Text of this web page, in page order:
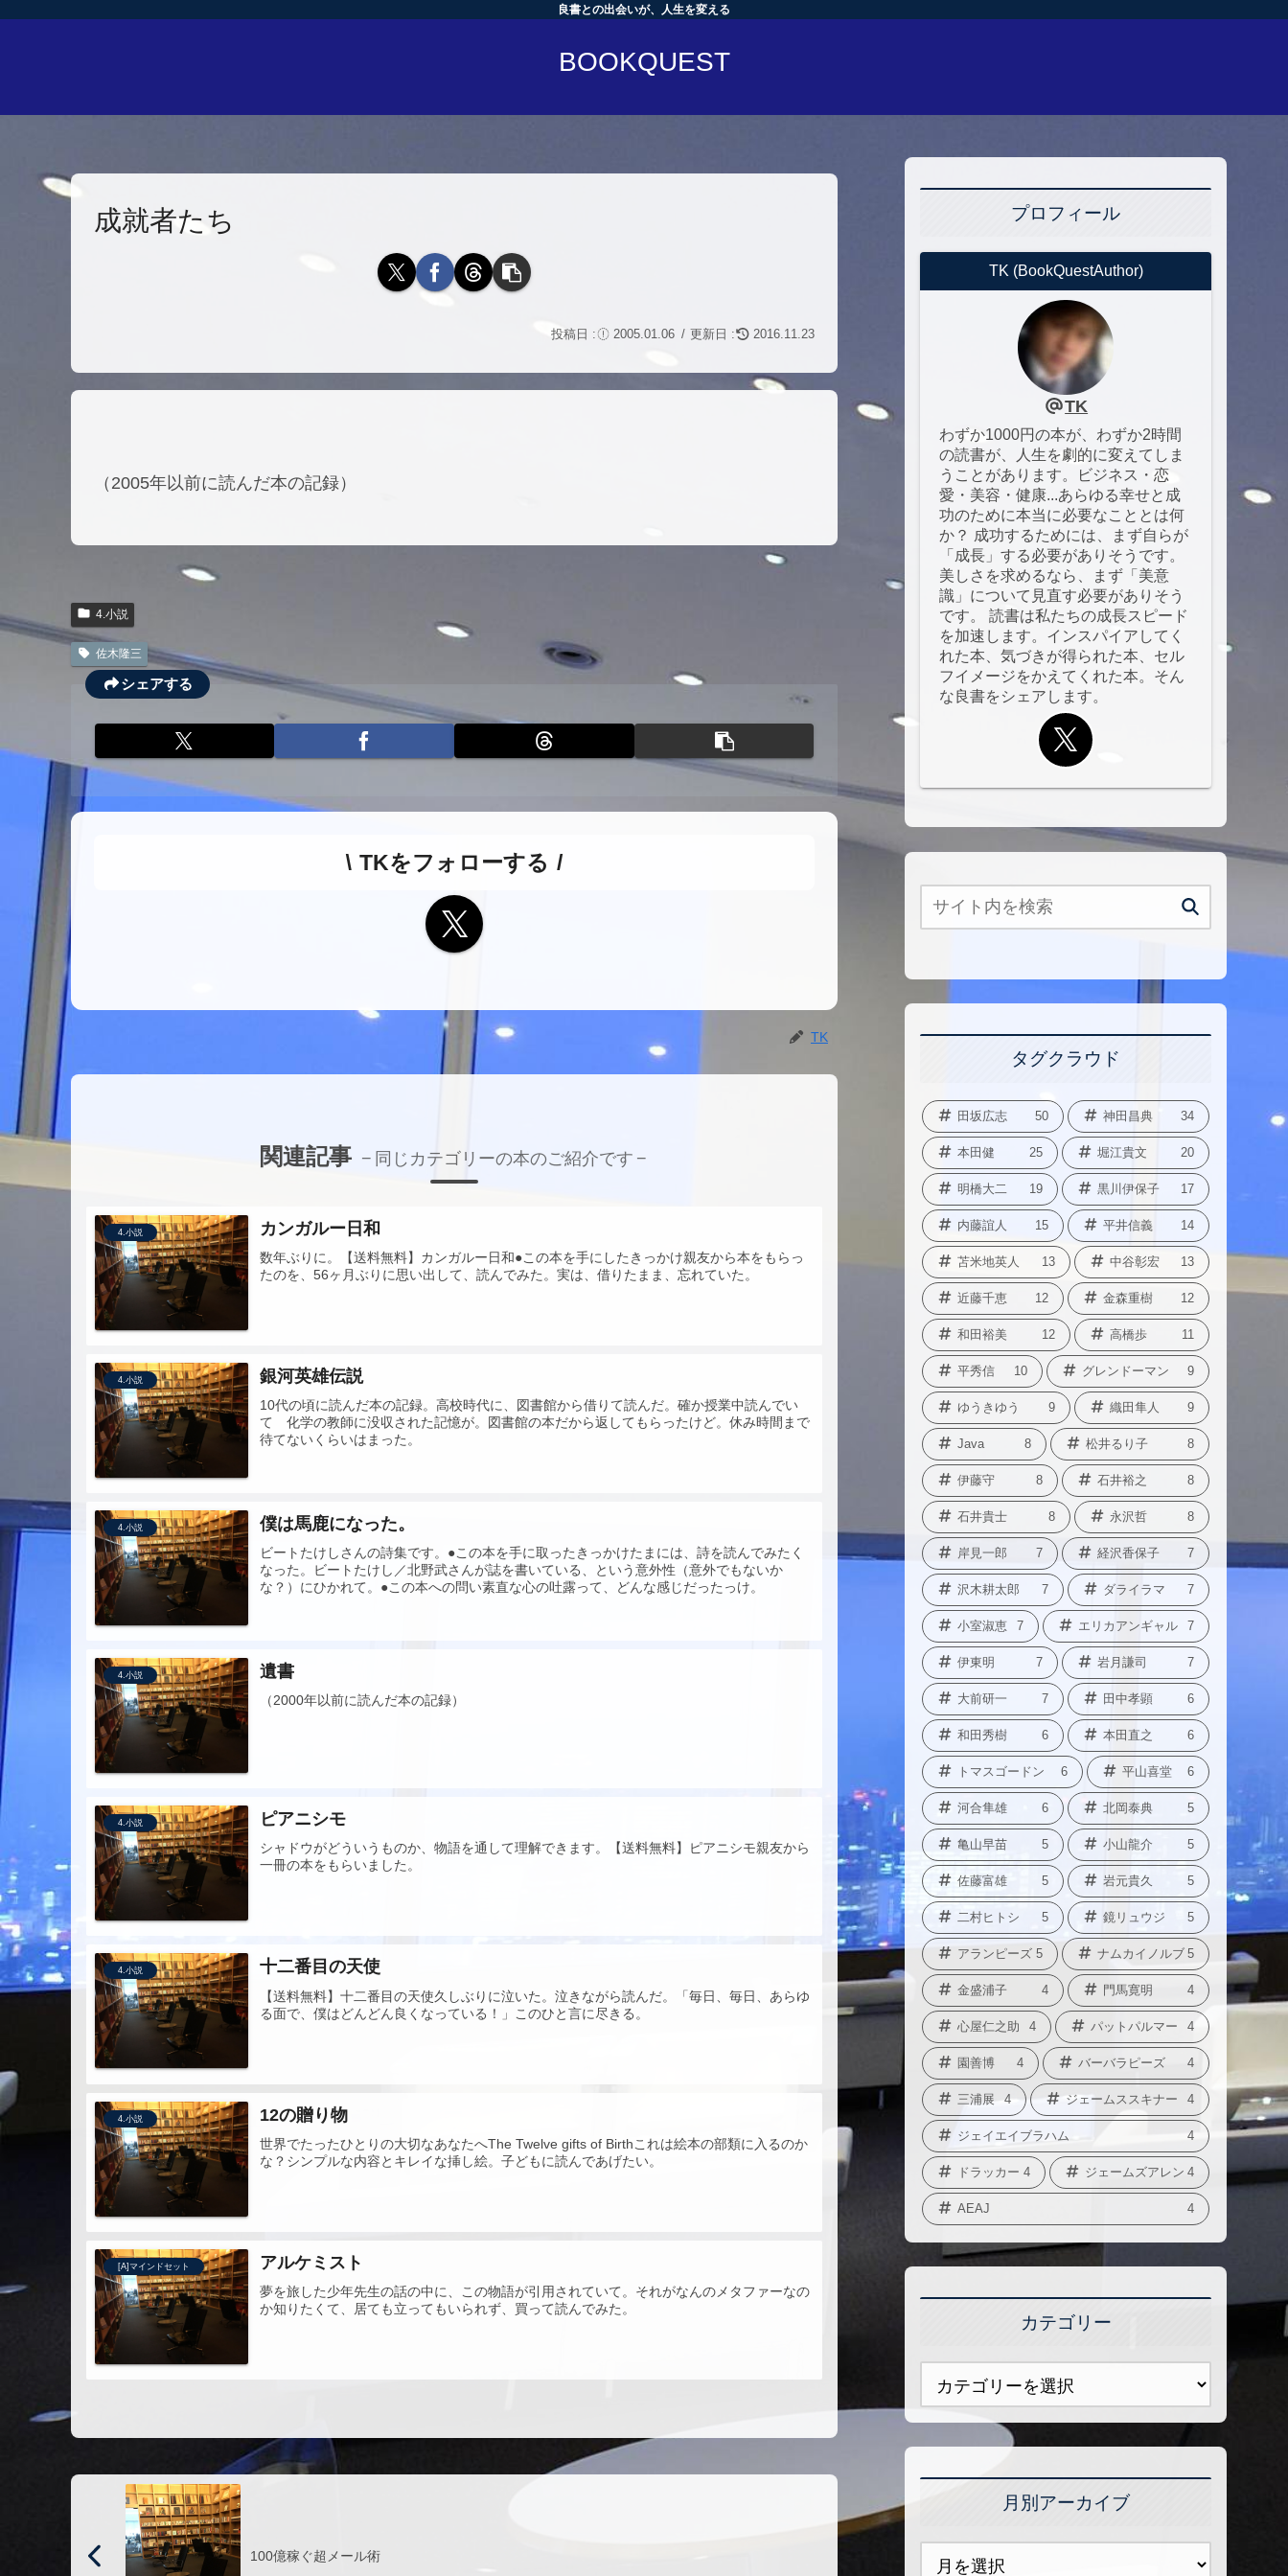
良書との出会いが、人生を変える
BOOKQUEST
成就者たち
2005.01.06 2016.11.23
（2005年以前に読んだ本の記録）
4.小説
佐木隆三
シェアする
TKをフォローする
TK
関連記事 同じカテゴリーの本のご紹介です
4.小説 カンガルー日和
数年ぶりに。【送料無料】カンガルー日和●この本を手にしたきっかけ親友から本をもらっ
たのを、56ヶ月ぶりに思い出して、読んでみた。実は、借りたまま、忘れていた。
4.小説 銀河英雄伝説
10代の頃に読んだ本の記録。高校時代に、図書館から借りて読んだ。確か授業中読んでい
て 化学の教師に没収された記憶が。図書館の本だから返してもらったけど。休み時間まで
待てないくらいはまった。
4.小説 僕は馬鹿になった。
ビートたけしさんの詩集です。●この本を手に取ったきっかけたまには、詩を読んでみたく
なった。ビートたけし／北野武さんが誌を書いている、という意外性（意外でもないか
な？）にひかれて。●この本への問い素直な心の吐露って、どんな感じだったっけ。
4.小説 遺書
（2000年以前に読んだ本の記録）
4.小説 ピアニシモ
シャドウがどういうものか、物語を通して理解できます。【送料無料】ピアニシモ親友から
一冊の本をもらいました。
4.小説 十二番目の天使
【送料無料】十二番目の天使久しぶりに泣いた。泣きながら読んだ。「毎日、毎日、あらゆ
る面で、僕はどんどん良くなっている！」このひと言に尽きる。
4.小説 12の贈り物
世界でたったひとりの大切なあなたへThe Twelve gifts of Birthこれは絵本の部類に入るのか
な？シンプルな内容とキレイな挿し絵。子どもに読んであげたい。
[A]マインドセット アルケミスト
夢を旅した少年先生の話の中に、この物語が引用されていて。それがなんのメタファーなの
か知りたくて、居ても立ってもいられず、買って読んでみた。
100億稼ぐ超メール術
プロフィール
TK (BookQuestAuthor)
TK
わずか1000円の本が、わずか2時間
の読書が、人生を劇的に変えてしま
うことがあります。ビジネス・恋
愛・美容・健康...あらゆる幸せと成
功のために本当に必要なこととは何
か？ 成功するためには、まず自らが
「成長」する必要がありそうです。
美しさを求めるなら、まず「美意
識」について見直す必要がありそう
です。 読書は私たちの成長スピード
を加速します。インスパイアしてく
れた本、気づきが得られた本、セル
フイメージをかえてくれた本。そん
な良書をシェアします。
タグクラウド
田坂広志 50 神田昌典 34
本田健 25 堀江貴文 20
明橋大二 19 黒川伊保子 17
内藤誼人 15 平井信義 14
苫米地英人 13 中谷彰宏 13
近藤千恵 12 金森重樹 12
和田裕美 12 高橋歩 11
平秀信 10 グレンドーマン 9
ゆうきゆう 9 織田隼人 9
Java 8 松井るり子 8
伊藤守 8 石井裕之 8
石井貴士 8 永沢哲 8
岸見一郎 7 経沢香保子 7
沢木耕太郎 7 ダライラマ 7
小室淑恵 7 エリカアンギャル 7
伊東明 7 岩月謙司 7
大前研一 7 田中孝顕 6
和田秀樹 6 本田直之 6
トマスゴードン 6 平山喜堂 6
河合隼雄 6 北岡泰典 5
亀山早苗 5 小山龍介 5
佐藤富雄 5 岩元貴久 5
二村ヒトシ 5 鏡リュウジ 5
アランピーズ 5 ナムカイノルブ 5
金盛浦子 4 門馬寛明 4
心屋仁之助 4 パットパルマー 4
園善博 4 バーバラピーズ 4
三浦展 4 ジェームススキナー 4
ジェイエイブラハム 4
ドラッカー 4 ジェームズアレン 4
AEAJ 4
カテゴリー
月別アーカイブ